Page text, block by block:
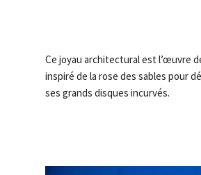
Ce joyau architectural est l’œuvre
inspiré de la rose des sables pour
ses grands disques incurvés.